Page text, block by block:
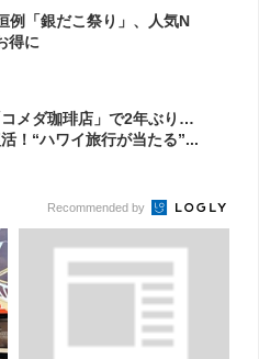
例「銀だこ祭り」、人気N
得に
コメダ珈琲店」で2年ぶり…
！“ハワイ旅行が当たる”...
Recommended by